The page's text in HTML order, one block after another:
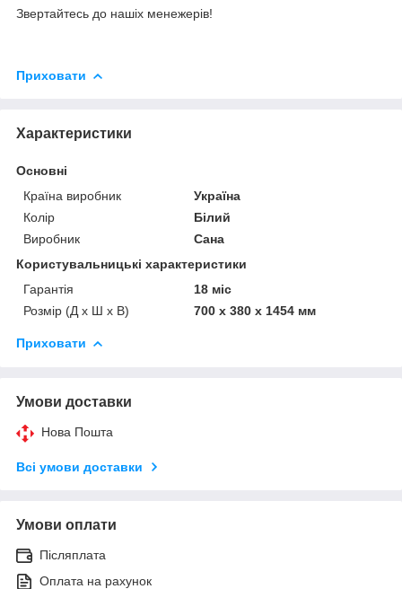
Звертайтесь до нашіх менежерів!
Приховати
Характеристики
Основні
Країна виробник
Україна
Колір
Білий
Виробник
Сана
Користувальницькі характеристики
Гарантія
18 міс
Розмір (Д x Ш x В)
700 x 380 x 1454 мм
Приховати
Умови доставки
Нова Пошта
Всі умови доставки
Умови оплати
Післяплата
Оплата на рахунок